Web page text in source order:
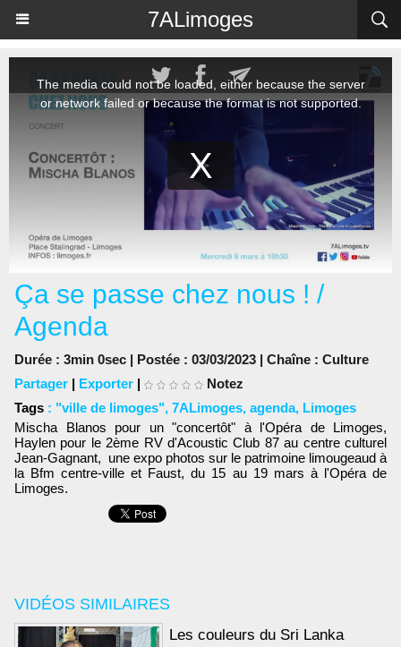
7ALimoges
VIDÉOS SIMILAIRES
Les couleurs du Sri Lanka
Ça se passe chez nous ! /
Agenda
Durée : 3min 0sec | Postée : 03/03/2023 | Chaîne : Culture
Partager | Exporter |
Notez
Tags : "ville de limoges", 7ALimoges, agenda, Limoges
Mischa Blanos pour un "concertôt" à l'Opéra de Limoges,
Haylen pour le 2ème RV d'Acoustic Club 87 au centre culturel
Jean-Gagnant, une expo photos sur le patrimoine limougeaud à
la Bfm centre-ville et Faust, du 15 au 19 mars à l'Opéra de
Limoges.